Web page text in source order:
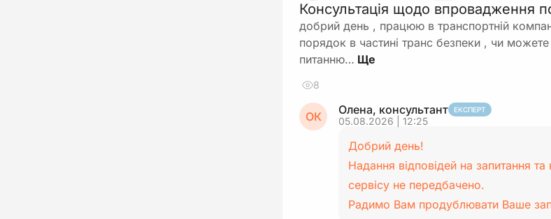
Консультація щодо впровадження
добрий день , працюю в транспортній
порядок в частині транс безпеки , чи
питанню…
8
ОК Олена, консультант ЕКСПЕРТ
05.08.2026 | 12:25
Добрий день!
Надання відповідей на запитання
сервісу не передбачено.
Радимо Вам продублювати Ваше